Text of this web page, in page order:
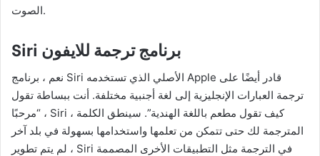
الصوت.
Siri برنامج ترجمة للايفون
نعم ، برنامج Siri الأصلي الذي تستخدمه Apple قادر أيضًا على
ترجمة العبارات الإنجليزية إلى لغة أجنبية مختلفة. أنت ببساطة تقول
، “مرحبًا Siri ، كيف تقول مطعم باللغة الهندية”. سينطق الكلمة
المترجمة لك حتى تتمكن من تعلمها واستخدامها بسهولة في بلد آخر
، لم يتم تطوير Siri في الترجمة مثل التطبيقات الأخرى المصممة